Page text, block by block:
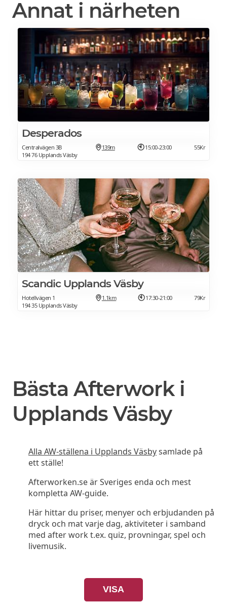
Annat i närheten
Desperados
Centralvägen 3B
194 76 Upplands Väsby
139m 15:00-23:00 55Kr
Scandic Upplands Väsby
Hotellvägen 1
194 35 Upplands Väsby
1.1km 17:30-21:00 79Kr
Bästa Afterwork i
Upplands Väsby
Alla AW-ställena i Upplands Väsbysamlade på
ett ställe!
Afterworken.se är Sveriges enda och mest
kompletta AW-guide.
Här hittar du priser, menyer och erbjudanden på
dryck och mat varje dag, aktiviteter i samband
med after work t.ex. quiz, provningar, spel och
livemusik.
VISA